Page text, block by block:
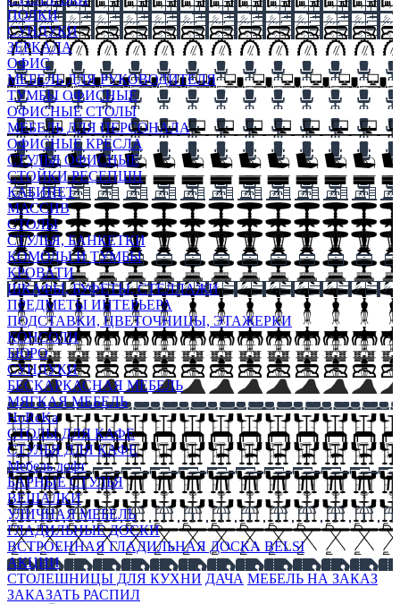
ПОЛКИ
СУНДУКИ
ЗЕРКАЛА
ОФИС
МЕБЕЛЬ ДЛЯ РУКОВОДИТЕЛЯ
ТУМБЫ ОФИСНЫЕ
ОФИСНЫЕ СТОЛЫ
МЕБЕЛЬ ДЛЯ ПЕРСОНАЛА
ОФИСНЫЕ КРЕСЛА
СТУЛЬЯ ОФИСНЫЕ
СТОЙКИ РЕСЕПШН
КАБИНЕТ
МАССИВ
СТОЛЫ
СТУЛЬЯ, БАНКЕТКИ
КОМОДЫ И ТУМБЫ
КРОВАТИ
ШКАФЫ, БУФЕТЫ, СТЕЛЛАЖИ
ПРЕДМЕТЫ ИНТЕРЬЕРА
ПОДСТАВКИ, ЦВЕТОЧНИЦЫ, ЭТАЖЕРКИ
КОНСОЛИ
БЮРО
СУНДУКИ
БЕСКАРКАСНАЯ МЕБЕЛЬ
МЯГКАЯ МЕБЕЛЬ
HoReKa
СТОЛЫ ДЛЯ КАФЕ
СТУЛЬЯ ДЛЯ КАФЕ
Мебель лофт
БАРНЫЕ СТУЛЬЯ
ВЕШАЛКИ
УЛИЧНАЯ МЕБЕЛЬ
ГЛАДИЛЬНЫЕ ДОСКИ
ВСТРОЕННАЯ ГЛАДИЛЬНАЯ ДОСКА BELSI
АКЦИИ
СТОЛЕШНИЦЫ ДЛЯ КУХНИ ДАЧА МЕБЕЛЬ НА ЗАКАЗ
ЗАКАЗАТЬ РАСПИЛ